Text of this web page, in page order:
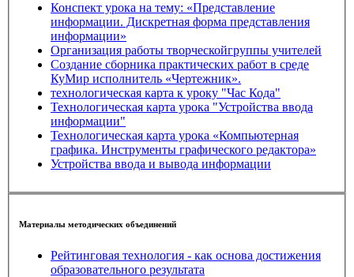
Конспект урока на тему: «Представление
информации. Дискретная форма представления
информации»
Организация работы творческойгруппы учителей
Создание сборника практических работ в среде
КуМир исполнитель «Чертежник».
технологическая карта к уроку "Час Кода"
Технологическая карта урока "Устройства ввода
информации"
Технологическая карта урока «Компьютерная
графика. Инструменты графического редактора»
Устройства ввода и вывода информации
Материалы методических объединений
Рейтинговая технология - как основа достижения
образовательного результата